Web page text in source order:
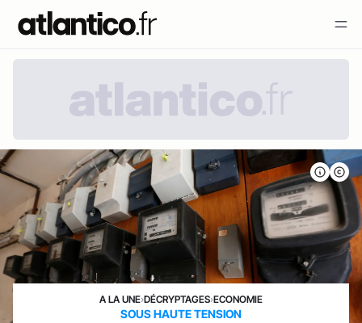
A LA UNE›DÉCRYPTAGES›ECONOMIE
SOUS HAUTE TENSION